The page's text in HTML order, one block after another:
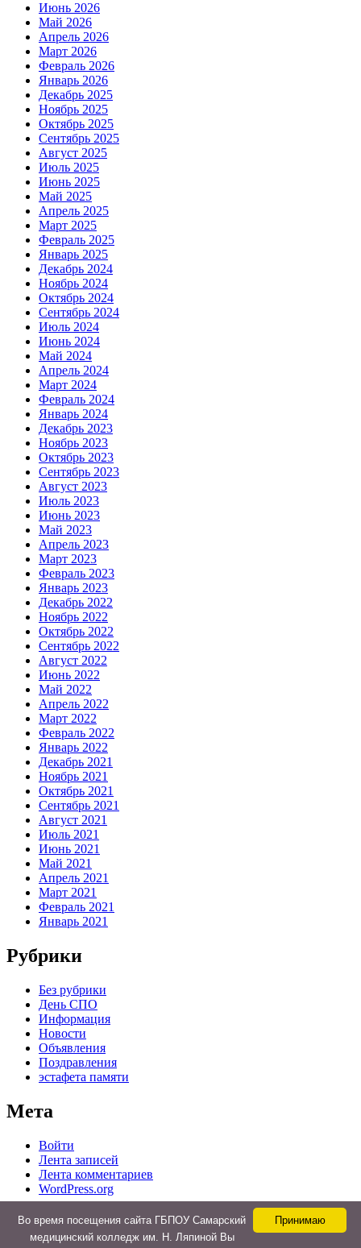
Июнь 2026
Май 2026
Апрель 2026
Март 2026
Февраль 2026
Январь 2026
Декабрь 2025
Ноябрь 2025
Октябрь 2025
Сентябрь 2025
Август 2025
Июль 2025
Июнь 2025
Май 2025
Апрель 2025
Март 2025
Февраль 2025
Январь 2025
Декабрь 2024
Ноябрь 2024
Октябрь 2024
Сентябрь 2024
Июль 2024
Июнь 2024
Май 2024
Апрель 2024
Март 2024
Февраль 2024
Январь 2024
Декабрь 2023
Ноябрь 2023
Октябрь 2023
Сентябрь 2023
Август 2023
Июль 2023
Июнь 2023
Май 2023
Апрель 2023
Март 2023
Февраль 2023
Январь 2023
Декабрь 2022
Ноябрь 2022
Октябрь 2022
Сентябрь 2022
Август 2022
Июнь 2022
Май 2022
Апрель 2022
Март 2022
Февраль 2022
Январь 2022
Декабрь 2021
Ноябрь 2021
Октябрь 2021
Сентябрь 2021
Август 2021
Июль 2021
Июнь 2021
Май 2021
Апрель 2021
Март 2021
Февраль 2021
Январь 2021
Рубрики
Без рубрики
День СПО
Информация
Новости
Объявления
Поздравления
эстафета памяти
Мета
Войти
Лента записей
Лента комментариев
WordPress.org
Принимаю
Во время посещения сайта ГБПОУ Самарский
медицинский колледж им. Н. Ляпиной Вы